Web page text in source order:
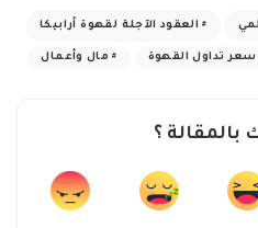
العقود الآجلة لقهوة أرابيكا
سعر تداول القهوة مال وأعمال
بالمقالة ؟